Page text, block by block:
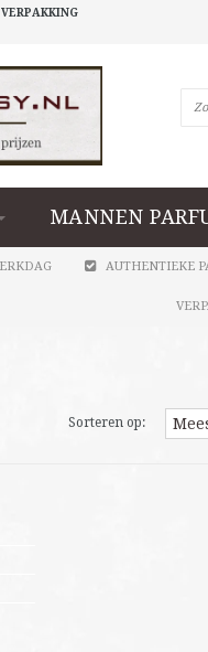
MANNEN
AUTHENTIEKE
Sorteren op: